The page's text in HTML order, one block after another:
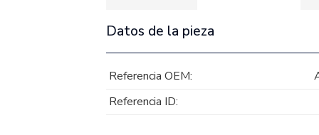
Datos de la pieza
Referencia OEM:
Referencia ID: